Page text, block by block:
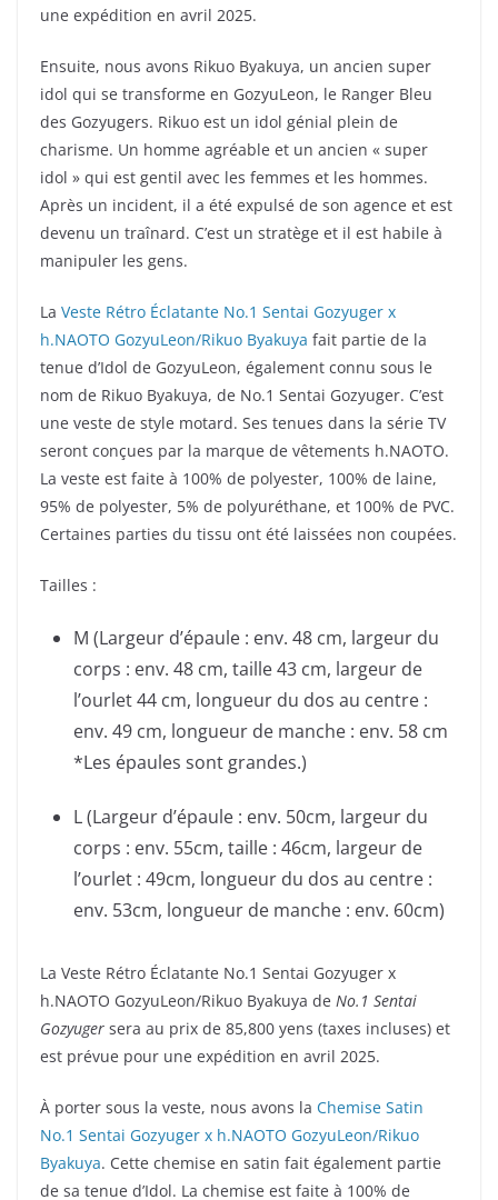
une expédition en avril 2025.
Ensuite, nous avons Rikuo Byakuya, un ancien super
idol qui se transforme en GozyuLeon, le Ranger Bleu
des Gozyugers. Rikuo est un idol génial plein de
charisme. Un homme agréable et un ancien « super
idol » qui est gentil avec les femmes et les hommes.
Après un incident, il a été expulsé de son agence et est
devenu un traînard. C’est un stratège et il est habile à
manipuler les gens.
La Veste Rétro Éclatante No.1 Sentai Gozyuger x
h.NAOTO GozyuLeon/Rikuo Byakuya fait partie de la
tenue d’Idol de GozyuLeon, également connu sous le
nom de Rikuo Byakuya, de No.1 Sentai Gozyuger. C’est
une veste de style motard. Ses tenues dans la série TV
seront conçues par la marque de vêtements h.NAOTO.
La veste est faite à 100% de polyester, 100% de laine,
95% de polyester, 5% de polyuréthane, et 100% de PVC.
Certaines parties du tissu ont été laissées non coupées.
Tailles :
M (Largeur d’épaule : env. 48 cm, largeur du
corps : env. 48 cm, taille 43 cm, largeur de
l’ourlet 44 cm, longueur du dos au centre :
env. 49 cm, longueur de manche : env. 58 cm
*Les épaules sont grandes.)
L (Largeur d’épaule : env. 50cm, largeur du
corps : env. 55cm, taille : 46cm, largeur de
l’ourlet : 49cm, longueur du dos au centre :
env. 53cm, longueur de manche : env. 60cm)
La Veste Rétro Éclatante No.1 Sentai Gozyuger x
h.NAOTO GozyuLeon/Rikuo Byakuya de No.1 Sentai
Gozyuger sera au prix de 85,800 yens (taxes incluses) et
est prévue pour une expédition en avril 2025.
À porter sous la veste, nous avons la Chemise Satin
No.1 Sentai Gozyuger x h.NAOTO GozyuLeon/Rikuo
Byakuya. Cette chemise en satin fait également partie
de sa tenue d’Idol. La chemise est faite à 100% de